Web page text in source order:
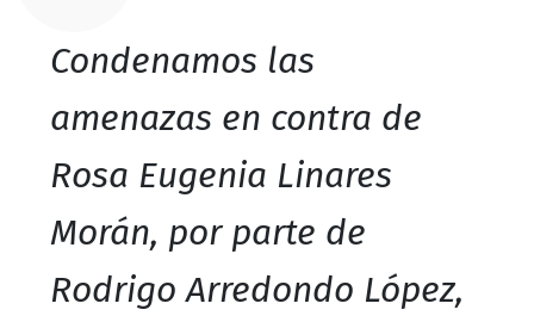
Condenamos las
amenazas en contra de
Rosa Eugenia Linares
Morán, por parte de
Rodrigo Arredondo López,